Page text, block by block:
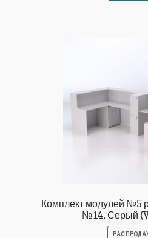
Комплект модулей №5
№14, Серый